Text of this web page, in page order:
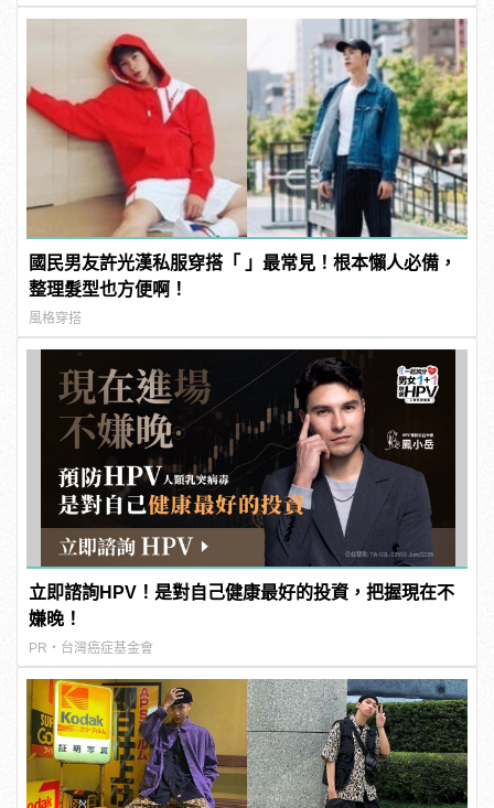
國民男友許光漢私服穿搭「 」最常見！根本懶人必備，
整理髮型也方便啊！
風格穿搭
立即諮詢HPV！是對自己健康最好的投資，把握現在不
嫌晚！
PR・台灣癌症基金會